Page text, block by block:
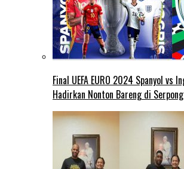
Final UEFA EURO 2024 Spanyol vs
Hadirkan Nonton Bareng di Serpong